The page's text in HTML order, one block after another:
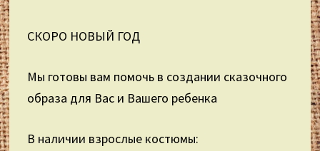
СКОРО НОВЫЙ ГОД
Мы готовы вам помочь в создании сказочного
образа для Вас и Вашего ребенка
В наличии взрослые костюмы: